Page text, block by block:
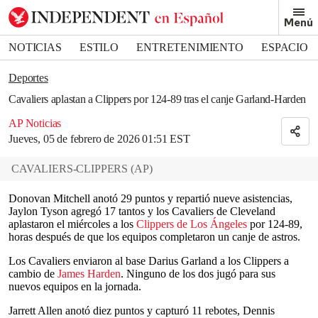
Menú
NOTICIAS ESTILO ENTRETENIMIENTO
ESPACIO
DEPORTES
Deportes
Cavaliers aplastan a Clippers por 124-89 tras el canje Garland-Harden
AP Noticias
Jueves, 05 de febrero de 2026 01:51 EST
Bookmark popover
Removed from bookmarks
Close popover
CAVALIERS-CLIPPERS (AP)
Donovan Mitchell anotó 29 puntos y repartió nueve asistencias,
Jaylon Tyson agregó 17 tantos y los Cavaliers de Cleveland
aplastaron el miércoles a los Clippers de Los Ángeles por 124-89,
horas después de que los equipos completaron un canje de astros.
Los Cavaliers enviaron al base Darius Garland a los Clippers a
cambio de James Harden. Ninguno de los dos jugó para sus
nuevos equipos en la jornada.
Jarrett Allen anotó diez puntos y capturó 11 rebotes, Dennis